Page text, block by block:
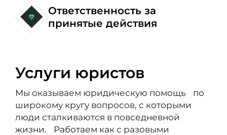
Ответственность за
принятые действия
Услуги юристов
Мы оказываем юридическую помощь по
широкому кругу вопросов, с которыми
люди сталкиваются в повседневной
жизни. Работаем как с разовыми